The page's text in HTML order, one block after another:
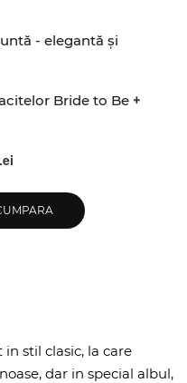
- elegantă și
Bride to Be +
stil clasic, la care
dar in special albul,